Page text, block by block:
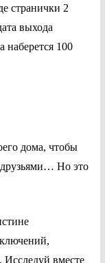
странички 2
выхода
наберется 100
дома, чтобы
друзьями… Но это
вместе